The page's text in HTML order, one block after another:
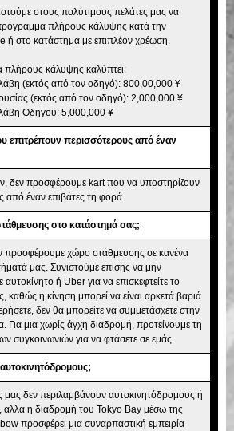
στους πολύτιμους πελάτες μας να
πλήρους κάλυψης κατά την
ή στο κατάστημα με επιπλέον χρέωση.
κάλυψης καλύπτει:
(εκτός από τον οδηγό): 800,00,000 ¥
(εκτός από τον οδηγό): 2,000,000 ¥
Οδηγού: 5,000,000 ¥
επιτρέπουν περισσότερους από έναν
δεν προσφέρουμε kart που να υποστηρίζουν
από έναν επιβάτες τη φορά.
στο κατάστημά σας;
προσφέρουμε χώρο στάθμευσης σε κανένα
μας. Συνιστούμε επίσης να μην
αυτοκίνητο ή Uber για να επισκεφτείτε το
καθώς η κίνηση μπορεί να είναι αρκετά βαριά
δεν θα μπορείτε να συμμετάσχετε στην
Για μια χωρίς άγχη διαδρομή, προτείνουμε τη
συγκοινωνιών για να φτάσετε σε εμάς.
μας δεν περιλαμβάνουν αυτοκινητόδρομους ή
αλλά η διαδρομή του Tokyo Bay μέσω της
προσφέρει μια συναρπαστική εμπειρία